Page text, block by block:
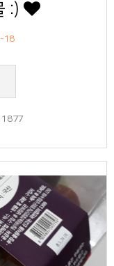
:)
18